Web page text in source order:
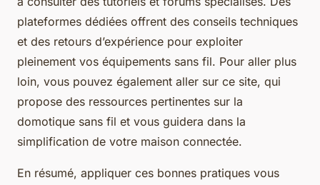
plateformes dédiées offrent des conseils techniques
et des retours d’expérience pour exploiter
pleinement vos équipements sans fil. Pour aller plus
loin, vous pouvez également aller sur ce site, qui
propose des ressources pertinentes sur la
domotique sans fil et vous guidera dans la
simplification de votre maison connectée.
En résumé, appliquer ces bonnes pratiques vous